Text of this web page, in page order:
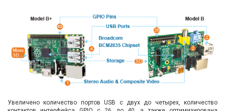
Увеличено количество портов USB с двух до четырех, количество